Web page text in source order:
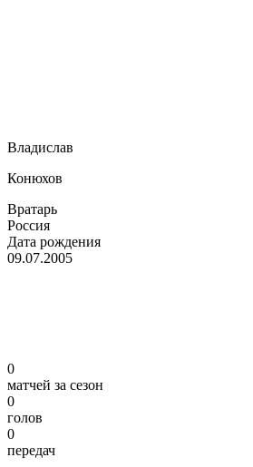
Владислав
Конюхов
Вратарь
Россия
Дата рождения
09.07.2005
0
матчей за сезон
0
голов
0
передач